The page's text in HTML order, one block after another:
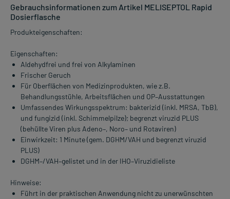
Gebrauchsinformationen zum Artikel MELISEPTOL Rapid
Dosierflasche
Produkteigenschaften:
Eigenschaften:
Aldehydfrei und frei von Alkylaminen
Frischer Geruch
Für Oberflächen von Medizinprodukten, wie z.B.
Behandlungsstühle, Arbeitsflächen und OP–Ausstattungen
Umfassendes Wirkungsspektrum: bakterizid (inkl. MRSA, TbB),
und fungizid (inkl. Schimmelpilze); begrenzt viruzid PLUS
(behüllte Viren plus Adeno–, Noro– und Rotaviren)
Einwirkzeit: 1 Minute (gem. DGHM/VAH und begrenzt viruzid
PLUS)
DGHM–/VAH–gelistet und in der IHO–Viruzidieliste
Hinweise:
Führt in der praktischen Anwendung nicht zu unerwünschten